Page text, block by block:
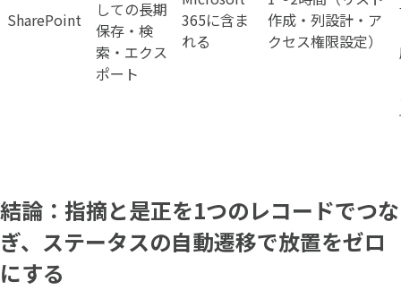
SharePoint
しての長期
保存・検
索・エクス
ポート
365に含ま
れる
作成・列設計・ア
クセス権限設定）
結論：指摘と是正を1つのレコードでつな
ぎ、ステータスの自動遷移で放置をゼロ
にする